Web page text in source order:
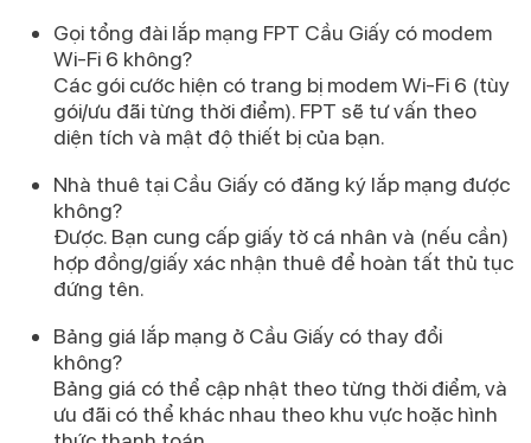
Gọi tổng đài lắp mạng FPT Cầu Giấy có modem
Wi-Fi 6 không?
Các gói cước hiện có trang bị modem Wi-Fi 6 (tùy
gói/ưu đãi từng thời điểm). FPT sẽ tư vấn theo
diện tích và mật độ thiết bị của bạn.
Nhà thuê tại Cầu Giấy có đăng ký lắp mạng được
không?
Được. Bạn cung cấp giấy tờ cá nhân và (nếu cần)
hợp đồng/giấy xác nhận thuê để hoàn tất thủ tục
đứng tên.
Bảng giá lắp mạng ở Cầu Giấy có thay đổi
không?
Bảng giá có thể cập nhật theo từng thời điểm, và
ưu đãi có thể khác nhau theo khu vực hoặc hình